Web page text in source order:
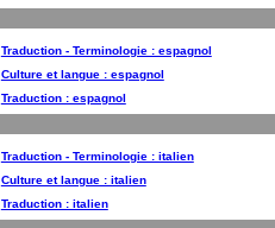
Traduction - Terminologie : espagnol
Culture et langue : espagnol
Traduction : espagnol
Traduction - Terminologie : italien
Culture et langue : italien
Traduction : italien